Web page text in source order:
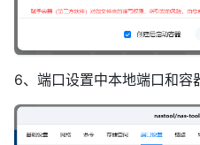
6、端口设置中本地端口和容